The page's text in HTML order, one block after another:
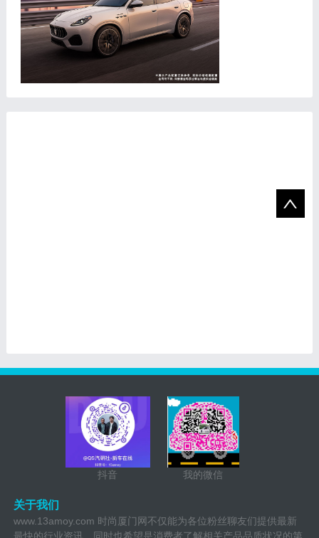
抖音 我的微信
关于我们
www.13amoy.com 时尚厦门网不仅能为各位粉丝聊友们提供最新
最快的行业资讯，同时也希望是消费者了解相关产品品质状况的第